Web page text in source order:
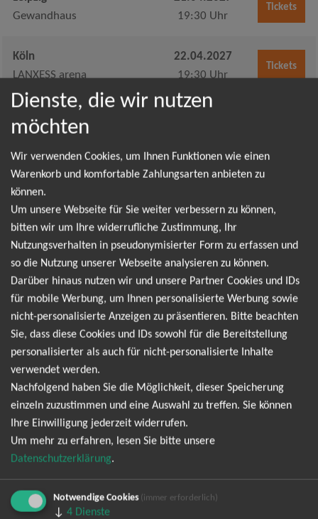
Gewandhaus
19:30 Uhr
Tickets
Köln
LANXESS arena
22.04.2027
19:30 Uhr
Tickets
Stuttgart
Porsche-Arena
Nürnberg
Meistersingerhalle
25.04.2027
Dortmund
Westfalenhalle / Halle 2
26.04.2027
19:30 Uhr
Tickets
Giovanni Zarrella
Tauchen Sie ein in die faszinierende Welt der Musik mit dem
charismatischen Giovanni Zarrella! Der talentierte Sänger,
Moderator und Entertainer wird Sie mit seiner einzigartigen
Stimme und mitreißenden Performance in seinen Bann ziehen.
Erleben Sie einen unvergesslichen Abend voller Emotionen,
Rhythmus und erstklassiger Unterhaltung. Giovanni Zarrella
hat sich nicht nur als Mitglied der erfolgreichen Band Bro'Sis
einen Namen gemacht, sondern auch als Solokünstler und
begeistert er Menschen auf der ganzen Welt. Seine Live-
Auftritte sind eine perfekte Mischung aus musikalischer
Dienste, die wir nutzen
möchten
Wir verwenden Cookies, um Ihnen Funktionen wie einen
Warenkorb und komfortable Zahlungsarten anbieten zu
können.
Um unsere Webseite für Sie weiter verbessern zu können,
bitten wir um Ihre widerrufliche Zustimmung, Ihr
Nutzungsverhalten in pseudonymisierter Form zu erfassen und
so die Nutzung unserer Webseite analysieren zu können.
Darüber hinaus nutzen wir und unsere Partner Cookies und IDs
für mobile Werbung, um Ihnen personalisierte Werbung sowie
nicht-personalisierte Anzeigen zu präsentieren. Bitte beachten
Sie, dass diese Cookies und IDs sowohl für die Bereitstellung
personalisierter als auch für nicht-personalisierte Inhalte
verwendet werden.
Nachfolgend haben Sie die Möglichkeit, dieser Speicherung
einzeln zuzustimmen und eine Auswahl zu treffen. Sie können
Ihre Einwilligung jederzeit widerrufen.
Um mehr zu erfahren, lesen Sie bitte unsere
Datenschutzerklärung.
Notwendige Cookies (immer erforderlich)
↓ 4 Dienste